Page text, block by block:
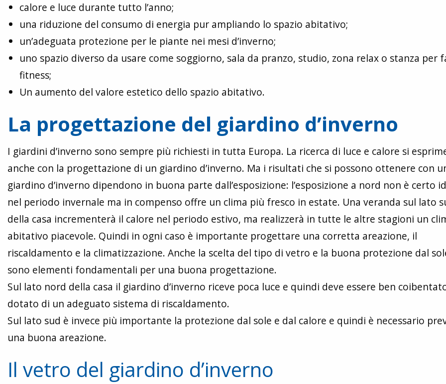
calore e luce durante tutto l’anno;
una riduzione del consumo di energia pur ampliando lo spazio abitativo;
un’adeguata protezione per le piante nei mesi d’inverno;
uno spazio diverso da usare come soggiorno, sala da pranzo, studio, zona relax o stanza per
fitness;
Un aumento del valore estetico dello spazio abitativo.
La progettazione del giardino d’inverno
I giardini d’inverno sono sempre più richiesti in tutta Europa. La ricerca di luce e calore si
anche con la progettazione di un giardino d’inverno. Ma i risultati che si possono ottenere con
giardino d’inverno dipendono in buona parte dall’esposizione: l’esposizione a nord non è certo
nel periodo invernale ma in compenso offre un clima più fresco in estate. Una veranda sul lato
della casa incrementerà il calore nel periodo estivo, ma realizzerà in tutte le altre stagioni un
abitativo piacevole. Quindi in ogni caso è importante progettare una corretta areazione, il
riscaldamento e la climatizzazione. Anche la scelta del tipo di vetro e la buona protezione dal
sono elementi fondamentali per una buona progettazione.
Sul lato nord della casa il giardino d’inverno riceve poca luce e quindi deve essere ben
dotato di un adeguato sistema di riscaldamento.
Sul lato sud è invece più importante la protezione dal sole e dal calore e quindi è necessario
una buona areazione.
Il vetro del giardino d’inverno